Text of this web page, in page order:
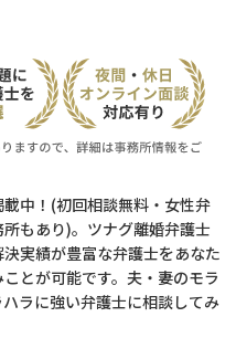
離婚前相談
DV
不貞・不倫慰謝料請求
費用相場
財産分与
養育費
中！(初回相談無料・女性弁
もあり)。ツナグ離婚弁護士
実績が豊富な弁護士をあなた
とが可能です。夫・妻のモラ
ラに強い弁護士に相談してみ